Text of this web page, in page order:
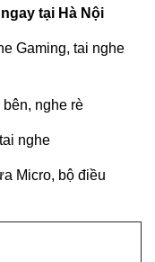
tại Hà Nội
Gaming, tai nghe
nghe rè
nghe
Micro, bộ điều